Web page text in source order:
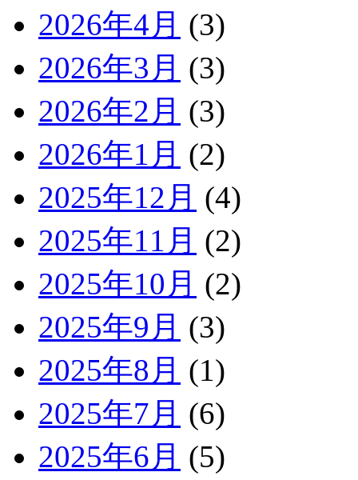
2026年4月 (3)
2026年3月 (3)
2026年2月 (3)
2026年1月 (2)
2025年12月 (4)
2025年11月 (2)
2025年10月 (2)
2025年9月 (3)
2025年8月 (1)
2025年7月 (6)
2025年6月 (5)